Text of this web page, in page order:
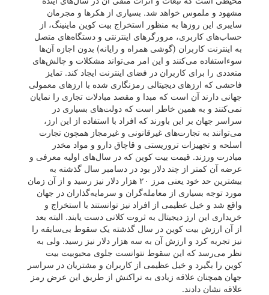
مشهود و ملموس خواهد شد. بسیاری از هکر‌ها و مجرمان
سایبری این روز‌ها به منظور استخراج بیت کوین ماینینگ، از
حساب‌های کاربری، مرورگر‌های اینترنتی و دستگاه‌های متصل
به اینترنت کاربران (گوشی همراه و رایانه) بدون اجازه آن‌ها
سوءاستفاده می‌کنند و این امر می‌تواند مشکلات و چالش‌های
متعددی را برای کاربران در فضای اینترنت ایجاد کند. تمایز
فاحشی که ارز‌های دیجیتالی رمزنگاری شده با ارز‌های معمولی
جهانی دارند آن است که مبدا و مقصد مبادلات تجاری را نمایان
نمی‌کنند و به همین خاطر است که دولت‌های بسیاری در
سراسر جهان بر این باورند که افراد با استفاده از این ارز،
می‌توانند به تجارت‌های غیرقانونی و غیرمجاز همچون تجارت
اسلحه و تجهیزات تروریستی و قاچاق دارو و مواد مخدر
مبادرت ورزند. قیمت بیت کوین که در سال‌های اولیه معرفی و
عرضه آن کمتر از چند دلار بود در دسامبر سال گذشته به
بیشترین حد خود یعنی مرز ۲۰ هزار دلار نیز رسید و از آن زمان
مورد توجه بسیاری از معامله‌گران و سرمایه‌گذاران در جهان
واقع شد و خیل عظیمی از افراد نیز توانستند با استخراج و
خریداری این ارز دیجیتال به ثروت کلانی دست یابند. البته بعد
از آن ارزش بیت کوین در سال گذشته یک سقوط بی‌سابقه را
نیز تجربه کرد و ارزش آن به سه هزار دلار نیز رسید. ولی به
نظر می‌رسد که این سقوط نتوانست جلوی محبوبیت بیت
کوین را بگیرد و خیل عظیمی از کاربران و مشتریان در سراسر
جهان همچنان علاقه زیادی به تراکنش از طریق این عرض رمز
علاقه نشان دادند.